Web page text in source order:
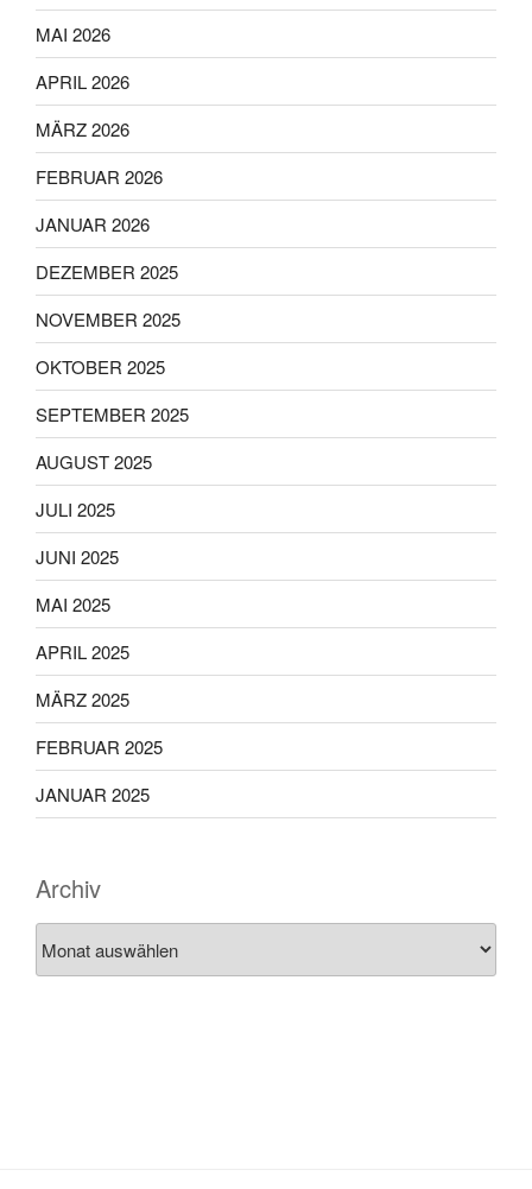
MAI 2026
APRIL 2026
MÄRZ 2026
FEBRUAR 2026
JANUAR 2026
DEZEMBER 2025
NOVEMBER 2025
OKTOBER 2025
SEPTEMBER 2025
AUGUST 2025
JULI 2025
JUNI 2025
MAI 2025
APRIL 2025
MÄRZ 2025
FEBRUAR 2025
JANUAR 2025
Archiv